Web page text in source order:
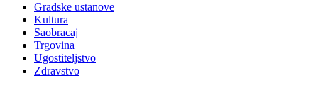
Gradske ustanove
Kultura
Saobracaj
Trgovina
Ugostiteljstvo
Zdravstvo